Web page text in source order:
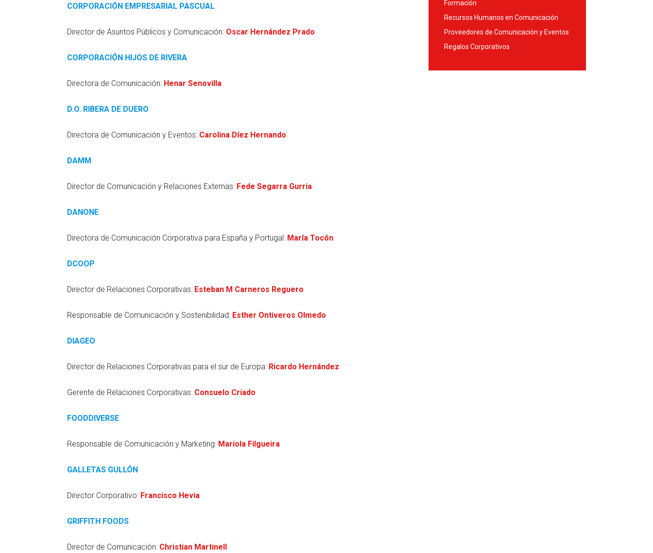
CORPORACIÓN EMPRESARIAL PASCUAL
Director de Asuntos Públicos y Comunicación: Oscar Hernández Prado
CORPORACIÓN HIJOS DE RIVERA
Directora de Comunicación: Henar Senovilla
D.O. RIBERA DE DUERO
Directora de Comunicación y Eventos: Carolina Díez Hernando
DAMM
Director de Comunicación y Relaciones Externas: Fede Segarra Gurria
DANONE
Directora de Comunicación Corporativa para España y Portugal: María Tocón
DCOOP
Director de Relaciones Corporativas: Esteban M Carneros Reguero
Responsable de Comunicación y Sostenibilidad: Esther Ontiveros Olmedo
DIAGEO
Director de Relaciones Corporativas para el sur de Europa: Ricardo Hernández
Gerente de Relaciones Corporativas: Consuelo Criado
FOODDIVERSE
Responsable de Comunicación y Marketing: Mariola Filgueira
GALLETAS GULLÓN
Director Corporativo: Francisco Hevia
GRIFFITH FOODS
Director de Comunicación: Christian Martinell
Formación
Recursos Humanos en Comunicación
Proveedores de Comunicación y Eventos
Regalos Corporativos